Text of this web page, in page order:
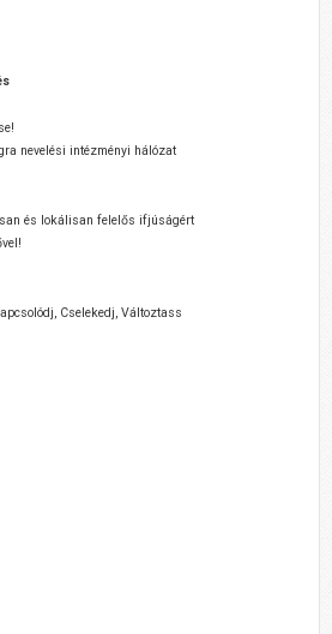
nevelési intézményi hálózat
és lokálisan felelős ifjúságért
Cselekedj, Változtass